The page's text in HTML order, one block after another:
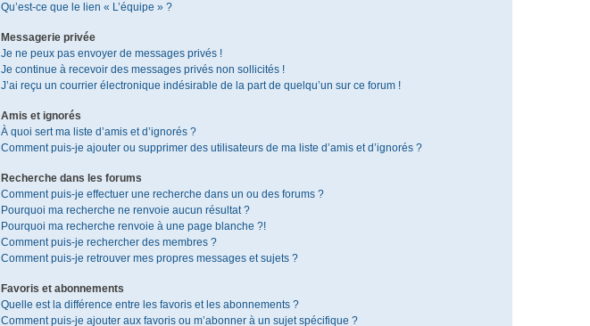
Qu’est-ce que le lien « L’équipe » ?
Messagerie privée
Je ne peux pas envoyer de messages privés !
Je continue à recevoir des messages privés non sollicités !
J’ai reçu un courrier électronique indésirable de la part de quelqu’un sur ce forum !
Amis et ignorés
À quoi sert ma liste d’amis et d’ignorés ?
Comment puis-je ajouter ou supprimer des utilisateurs de ma liste d’amis et d’ignorés ?
Recherche dans les forums
Comment puis-je effectuer une recherche dans un ou des forums ?
Pourquoi ma recherche ne renvoie aucun résultat ?
Pourquoi ma recherche renvoie à une page blanche ?!
Comment puis-je rechercher des membres ?
Comment puis-je retrouver mes propres messages et sujets ?
Favoris et abonnements
Quelle est la différence entre les favoris et les abonnements ?
Comment puis-je ajouter aux favoris ou m’abonner à un sujet spécifique ?